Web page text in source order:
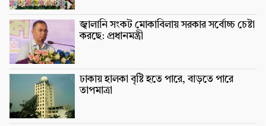
জ্বালানি সংকট মোকাবিলায় সরকার সর্বোচ্চ চেষ্টা
করছে: প্রধানমন্ত্রী
ঢাকায় হালকা বৃষ্টি হতে পারে, বাড়তে পারে
তাপমাত্রা